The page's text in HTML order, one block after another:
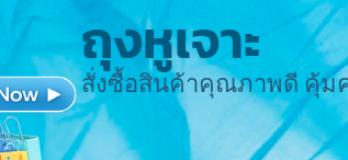
ถุงหูเจาะ
สั่งซื้อสินค้าคุณภาพดี คุ้มค่